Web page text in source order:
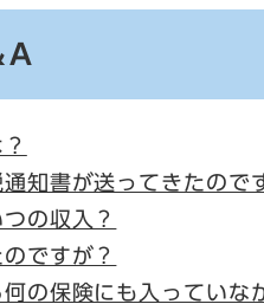
A
知書が送ってきたので
の収入？
ですが？
の保険にも入っていな